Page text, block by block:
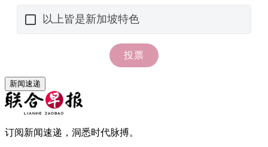
新闻速递
订阅新闻速递，洞悉时代脉搏。